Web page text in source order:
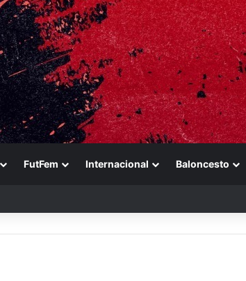
FutFem Internacional Baloncesto